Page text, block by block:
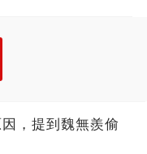
，提到魏無羨偷